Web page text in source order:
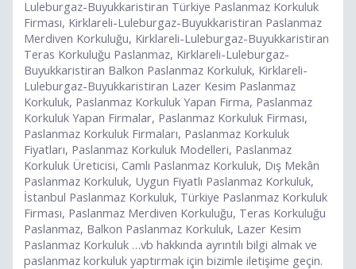
Luleburgaz-Buyukkaristiran Türkiye Paslanmaz Korkuluk
Firması, Kirklareli-Luleburgaz-Buyukkaristiran Paslanmaz
Merdiven Korkuluğu, Kirklareli-Luleburgaz-Buyukkaristiran
Teras Korkuluğu Paslanmaz, Kirklareli-Luleburgaz-
Buyukkaristiran Balkon Paslanmaz Korkuluk, Kirklareli-
Luleburgaz-Buyukkaristiran Lazer Kesim Paslanmaz
Korkuluk, Paslanmaz Korkuluk Yapan Firma, Paslanmaz
Korkuluk Yapan Firmalar, Paslanmaz Korkuluk Firması,
Paslanmaz Korkuluk Firmaları, Paslanmaz Korkuluk
Fiyatları, Paslanmaz Korkuluk Modelleri, Paslanmaz
Korkuluk Üreticisi, Camlı Paslanmaz Korkuluk, Dış Mekân
Paslanmaz Korkuluk, Uygun Fiyatlı Paslanmaz Korkuluk,
İstanbul Paslanmaz Korkuluk, Türkiye Paslanmaz Korkuluk
Firması, Paslanmaz Merdiven Korkuluğu, Teras Korkuluğu
Paslanmaz, Balkon Paslanmaz Korkuluk, Lazer Kesim
Paslanmaz Korkuluk …vb hakkında ayrıntılı bilgi almak ve
paslanmaz korkuluk yaptırmak için bizimle iletişime geçin.